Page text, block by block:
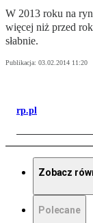
W 2013 roku na
więcej niż przed
słabnie.
Publikacja: 03.02.2014 11:20
rp.pl
Zobacz
Polecane